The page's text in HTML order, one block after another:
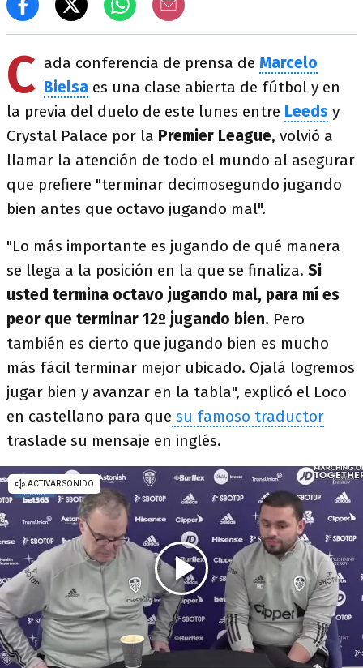
C ada conferencia de prensa de Marcelo
Bielsa es una clase abierta de fútbol y en
la previa del duelo de este lunes entre Leeds y
Crystal Palace por la Premier League, volvió a
llamar la atención de todo el mundo al asegurar
que prefiere "terminar decimosegundo jugando
bien antes que octavo jugando mal".
"Lo más importante es jugando de qué manera
se llega a la posición en la que se finaliza. Si
usted termina octavo jugando mal, para mí es
peor que terminar 12º jugando bien. Pero
también es cierto que jugando bien es mucho
más fácil terminar mejor ubicado. Ojalá logremos
jugar bien y avanzar en la tabla", explicó el Loco
en castellano para que su famoso traductor
traslade su mensaje en inglés.